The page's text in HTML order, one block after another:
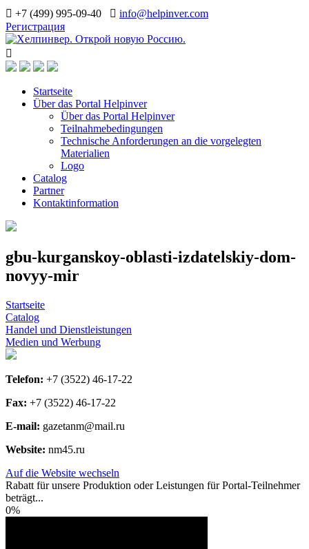
+7 (499) 995-09-40
info@helpinver.com
Регистрация
Startseite
Über das Portal Helpinver
Über das Portal Helpinver
Teilnahmebedingungen
Technische Anforderungen an die vorgelegten
Materialien
Logo
Catalog
Partner
Kontaktinformation
gbu-kurganskoy-oblasti-izdatelskiy-dom-
novyy-mir
Startseite
Catalog
Handel und Dienstleistungen
Medien und Werbung
Telefon: +7 (3522) 46-17-22
Fax: +7 (3522) 46-17-22
E-mail: gazetanm@mail.ru
Website: nm45.ru
Auf die Website wechseln
Rabatt für unsere Produktion oder Leistungen für Portal-Teilnehmer
beträgt...
0%